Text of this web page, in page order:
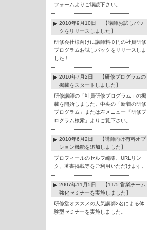
フォームよりご購読下さい。
2010年9月10日 【講師お試しパッ
クをリリースしました】
研修会社様向けに講師料０円の社員研修
プログラムお試しパックをリリースしま
した！
2010年7月2日 【研修プログラムの
掲載をスタートしました】
研修講師の「社員研修プログラム」の掲
載を開始しました。中央の「新着の研修
プログラム」または左メニュー「研修プ
ログラム検索」よりご覧下さい。
2010年6月2日 【講師向け有料オプ
ション機能を追加しました】
プロフィールのセルフ編集、URLリン
ク、著書掲載等をご利用いただけます。
2007年11月5日 【11/5 営業チーム
強化セミナーを実施しました】
研修堂オススメの人気講師2名による体
験型セミナーを実施しました。